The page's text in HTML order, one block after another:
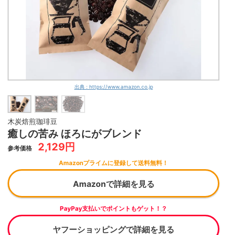
出典 : https://www.amazon.co.jp
木炭焙煎珈琲豆
癒しの苦み ほろにがブレンド
参考価格 2,129円
Amazonプライムに登録して送料無料！
Amazonで詳細を見る
PayPay支払いでポイントもゲット！？
ヤフーショッピングで詳細を見る